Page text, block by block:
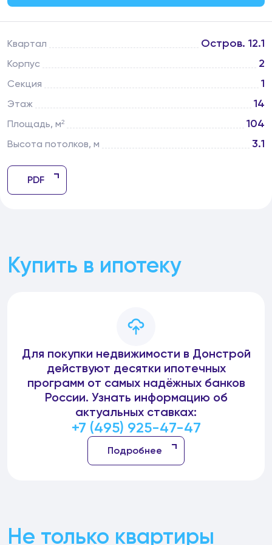
Квартал Остров. 12.1
Корпус 2
Секция 1
Этаж 14
Площадь, м² 104
Высота потолков, м 3.1
PDF
Купить в ипотеку
Для покупки недвижимости в Донстрой
действуют десятки ипотечных
программ от самых надёжных банков
России. Узнать информацию об
актуальных ставках:
+7 (495) 925-47-47
Подробнее
Не только квартиры